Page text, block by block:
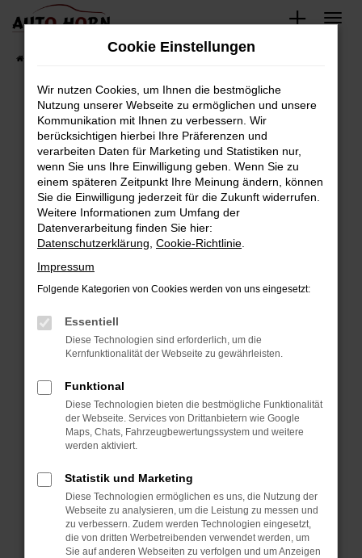
Zum
springen
Fahrzeugbestand
Fehler: Network Error
Beim Laden ist ein Fehler aufgetreten.
Hier sind ein paar Tipps, die dir helfen können:
Überprüfe deine Firewall und deine
Internetverbindung.
Laden andere Webseiten, zum Beispiel deine
Suchmaschine?
Prüfe deine Browsererweiterungen.
können das Laden bestimmter Seiten
verhindern. Funktioniert die Seite in einem
anderen Browser oder in einem privaten
Starte dein Gerät neu.
Das kann manchmal helfen, vorübergehende
Probleme zu beheben.
Betriebssystem auf dem neuesten Stand
sind.
Veraltete Software birgt nicht nur ein
Sicherheitsrisiko, sondern kann auch dazu
führen, dass bestimmte Funktionen nicht mehr
Cookie Einstellungen
Wir nutzen Cookies, um Ihnen die bestmögliche
Nutzung unserer Webseite zu ermöglichen und unsere
Kommunikation mit Ihnen zu verbessern. Wir
berücksichtigen hierbei Ihre Präferenzen und
verarbeiten Daten für Marketing und Statistiken nur,
wenn Sie uns Ihre Einwilligung geben. Wenn Sie zu
einem späteren Zeitpunkt Ihre Meinung ändern, können
Sie die Einwilligung jederzeit für die Zukunft widerrufen.
Weitere Informationen zum Umfang der
Datenverarbeitung finden Sie hier:
Datenschutzerklärung Cookie-Richtlinie
Impressum
Folgende Kategorien von Cookies werden von uns eingesetzt:
Essentiell
Diese Technologien sind erforderlich, um die
Kernfunktionalität der Webseite zu gewährleisten.
Funktional
Diese Technologien bieten die bestmögliche Funktionalität
der Webseite. Services von Drittanbietern wie Google
Maps, Chats, Fahrzeugbewertungssystem und weitere
werden aktiviert.
Statistik und Marketing
Diese Technologien ermöglichen es uns, die Nutzung der
Webseite zu analysieren, um die Leistung zu messen und
zu verbessern. Zudem werden Technologien eingesetzt,
die von dritten Werbetreibenden verwendet werden, um
Sie auf anderen Webseiten zu verfolgen und um Anzeigen